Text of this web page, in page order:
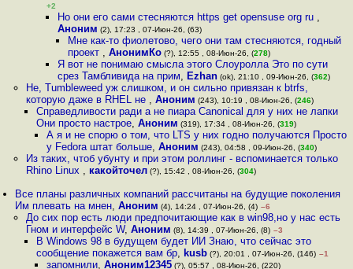
+2
Но они его сами стесняются https get opensuse org ru ,
Аноним (2), 17:23 , 07-Июн-26, (63)
Мне как-то фиолетово, чего они там стесняются, годный
проект , АнонимКо(?), 12:55 , 08-Июн-26, (278)
Я вот не понимаю смысла этого Слоуролла Это по сути
срез Тамбливида на прим, Ezhan(ok), 21:10 , 09-Июн-26, (362)
Не, Tumbleweed уж слишком, и он сильно привязан к btrfs,
которую даже в RHEL не , Аноним (243), 10:19 , 08-Июн-26, (246)
Справедливости ради а не пиара Canonical для у них не лапки
Они просто настрое, Аноним (319), 17:34 , 08-Июн-26, (319)
А я и не спорю о том, что LTS у них годно получаются Просто
у Fedora штат больше,Аноним (243), 04:58 , 09-Июн-26, (340)
Из таких, чтоб убунту и при этом роллинг - вспоминается только
Rhino Linux , какойточел(?), 15:42 , 08-Июн-26, (304)
Все планы различных компаний рассчитаны на будущие поколения
Им плевать на мнен,Аноним (4), 14:24 , 07-Июн-26, (4) –6
До сих пор есть люди предпочитающие как в win98,но у нас есть
Гном и интерфейс W, Аноним (8), 14:39 , 07-Июн-26, (8) –3
В Windows 98 в будущем будет ИИ Знаю, что сейчас это
сообщение покажется вам бр, kusb(?), 20:01 , 07-Июн-26, (146) –1
запомнили,Аноним12345 (?), 05:57 , 08-Июн-26, (220)